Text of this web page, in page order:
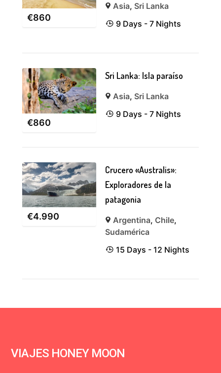
€860
Asia, Sri Lanka
9 Days - 7 Nights
€860
Sri Lanka: Isla paraíso
Asia, Sri Lanka
9 Days - 7 Nights
€4.990
Crucero «Australis»:
Exploradores de la
patagonia
Argentina, Chile,
Sudamérica
15 Days - 12 Nights
VIAJES HONEY MOON